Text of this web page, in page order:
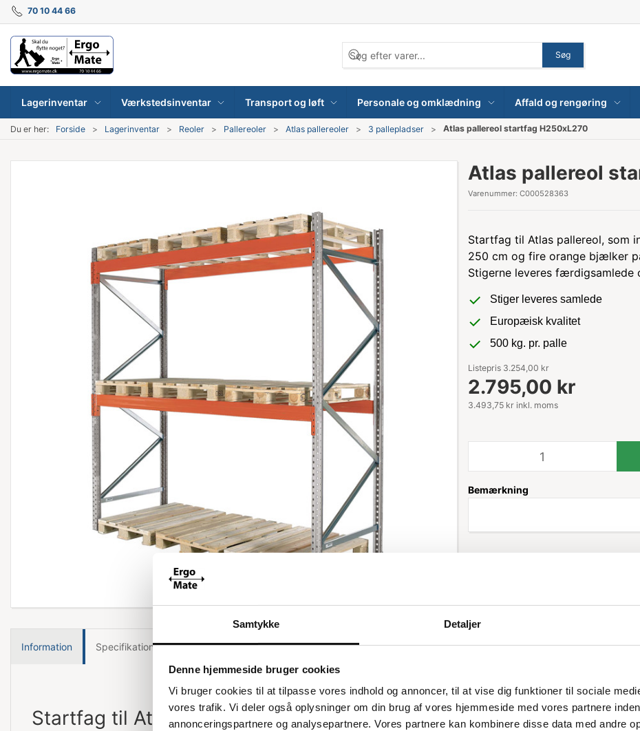
Samtykke Detaljer
Denne hjemmeside bruger cookies
Vi bruger cookies til at tilpasse vores indhold og annoncer, til at vise dig funktioner til sociale
vores trafik. Vi deler også oplysninger om din brug af vores hjemmeside med vores partnere
annonceringspartnere og analysepartnere. Vores partnere kan kombinere disse data med andre
70 10 44 66
Søg
Lagerinventar Værkstedsinventar Transport og løft Personale og omklædning Affald og rengøring
Du er her: Forside Lagerinventar Reoler Pallereoler Atlas pallereoler 3 pallepladser Atlas pallereol startfag H250xL270
Atlas pallereol
Varenummer: C000528363
Startfag til Atlas pallereol, som
250 cm og fire orange bjælker
Stigerne leveres
Stiger leveres samlede
Europæisk kvalitet
500 kg. pr. palle
Listepris 3.254,00 kr
2.795,00 kr
3.493,75 kr inkl. moms
Bemærkning
Information Specifikationer
Startfag til Atlas pallereol